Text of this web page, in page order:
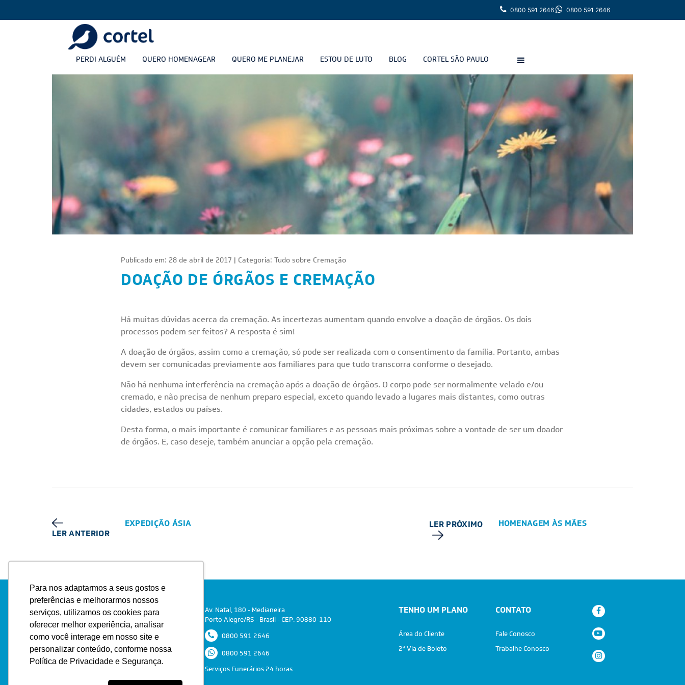
Para nos adaptarmos a seus gostos e
preferências e melhorarmos nossos
serviços, utilizamos os cookies para
oferecer melhor experiência, analisar
como você interage em nosso site e
personalizar conteúdo, conforme nossa
Política de Privacidade e Segurança.
0800 591 2646 0800 591 2646
PERDI ALGUÉM QUERO HOMENAGEAR QUERO ME PLANEJAR ESTOU DE LUTO BLOG CORTEL SÃO PAULO
Publicado em: 28 de abril de 2017 | Categoria: Tudo sobre Cremação
DOAÇÃO DE ÓRGÃOS E CREMAÇÃO
Há muitas dúvidas acerca da cremação. As incertezas aumentam quando envolve a doação de órgãos. Os dois
processos podem ser feitos? A resposta é sim!
A doação de órgãos, assim como a cremação, só pode ser realizada com o consentimento da família. Portanto, ambas
devem ser comunicadas previamente aos familiares para que tudo transcorra conforme o desejado.
Não há nenhuma interferência na cremação após a doação de órgãos. O corpo pode ser normalmente velado e/ou
cremado, e não precisa de nenhum preparo especial, exceto quando levado a lugares mais distantes, como outras
cidades, estados ou países.
Desta forma, o mais importante é comunicar familiares e as pessoas mais próximas sobre a vontade de ser um doador
de órgãos. E, caso deseje, também anunciar a opção pela cremação.
LER ANTERIOR
EXPEDIÇÃO ÁSIA LER PRÓXIMO HOMENAGEM ÀS MÃES
Av. Natal, 180 - Medianeira
Porto Alegre/RS - Brasil - CEP: 90880-110
0800 591 2646
0800 591 2646
Serviços Funerários 24 horas
TENHO UM PLANO
Área do Cliente
2ª Via de Boleto
CONTATO
Fale Conosco
Trabalhe Conosco